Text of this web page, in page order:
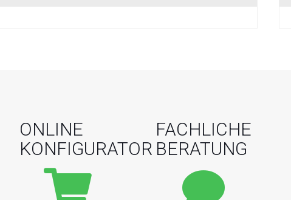
ONLINE
KONFIGURATOR
FACHLICHE
BERATUNG